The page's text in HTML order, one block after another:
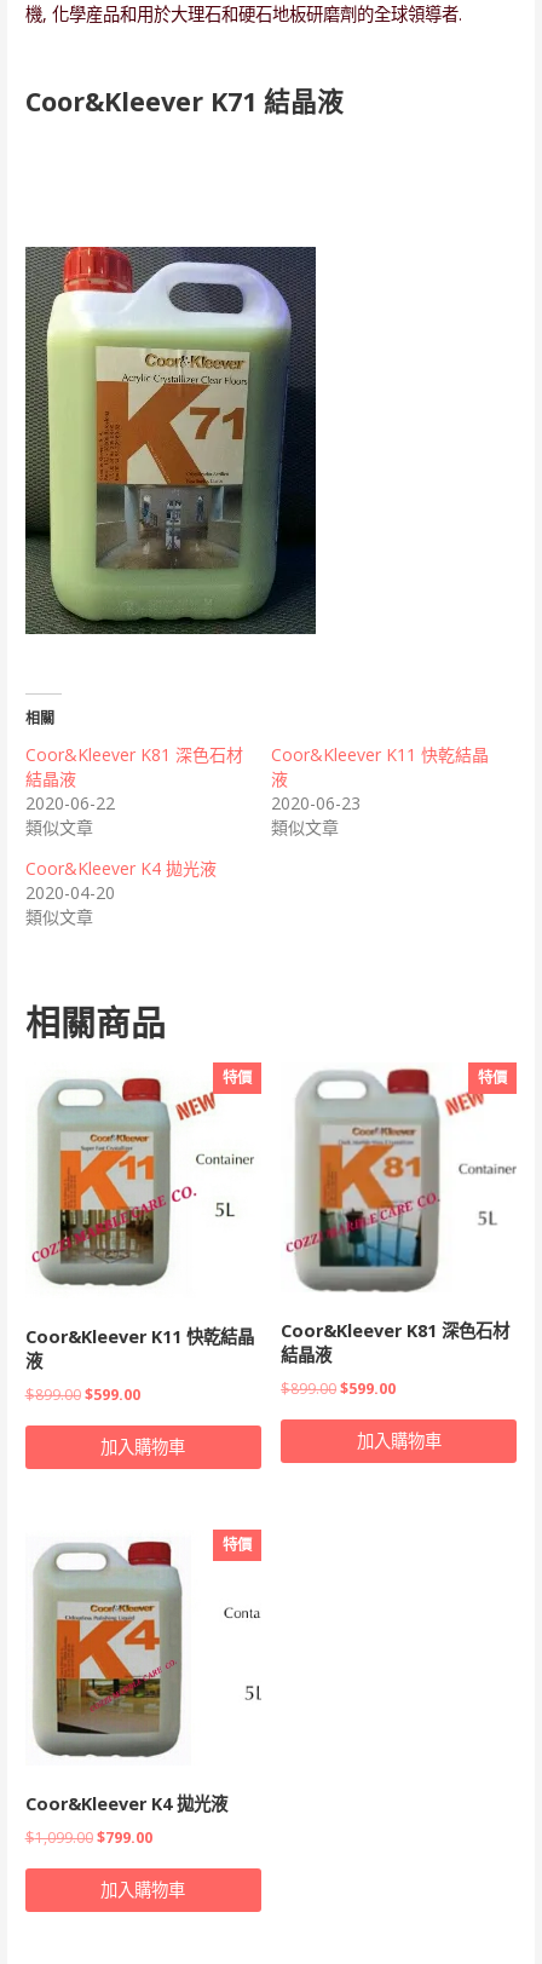
機, 化學産品和用於大理石和硬石地板研磨劑的全球領導者.
Coor&Kleever K71 結晶液
相關
Coor&Kleever K81 深色石材
結晶液
2020-06-22
類似文章
Coor&Kleever K11 快乾結晶
液
2020-06-23
類似文章
Coor&Kleever K4 拋光液
2020-04-20
類似文章
相關商品
特價
Coor&Kleever K11 快乾結晶
液
$899.00原
格：
$599.00目
價
格：
加入購物車
特價
Coor&Kleever K81 深色石材
結晶液
$899.00原
格：
$599.00目
價
格：
加入購物車
特價
Coor&Kleever K4 拋光液
$1,099.00原
價
格：
$799.00目
價
格：
加入購物車